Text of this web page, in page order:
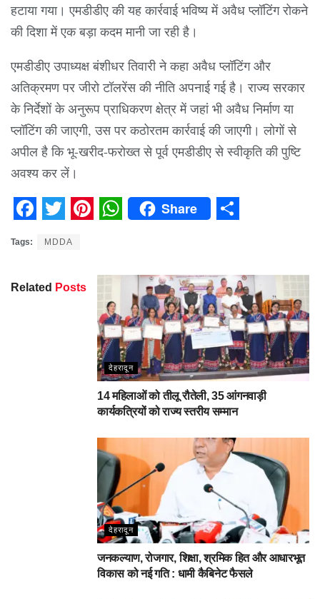
हटाया गया। एमडीडीए की यह कार्रवाई भविष्य में अवैध प्लॉटिंग रोकने
की दिशा में एक बड़ा कदम मानी जा रही है।
एमडीडीए उपाध्यक्ष बंशीधर तिवारी ने कहा अवैध प्लॉटिंग और
अतिक्रमण पर जीरो टॉलरेंस की नीति अपनाई गई है। राज्य सरकार
के निर्देशों के अनुरूप प्राधिकरण क्षेत्र में जहां भी अवैध निर्माण या
प्लॉटिंग की जाएगी, उस पर कठोरतम कार्रवाई की जाएगी। लोगों से
अपील है कि भू-खरीद-फरोख्त से पूर्व एमडीडीए से स्वीकृति की पुष्टि
अवश्य कर लें।
Share
Tags: MDDA
Related Posts
देहरादून
14 महिलाओं को तीलू रौतेली, 35 आंगनवाड़ी
कार्यकत्रियों को राज्य स्तरीय सम्मान
देहरादून
जनकल्याण, रोजगार, शिक्षा, श्रमिक हित और आधारभूत
विकास को नई गति : धामी कैबिनेट फैसले